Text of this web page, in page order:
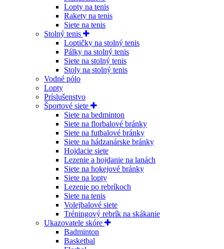
Lopty na tenis
Rakety na tenis
Siete na tenis
Stolný tenis
Loptičky na stolný tenis
Pálky na stolný tenis
Siete na stolný tenis
Stoly na stolný tenis
Vodné pólo
Lopty
Príslušenstvo
Športové siete
Siete na bedminton
Siete na florbalové bránky
Siete na futbalové bránky
Siete na hádzanárske bránky
Hojdacie siete
Lezenie a hojdanie na lanách
Siete na hokejové bránky
Siete na lopty
Lezenie po rebríkoch
Siete na tenis
Volejbalové siete
Tréningový rebrík na skákanie
Ukazovatele skóre
Badminton
Basketbal